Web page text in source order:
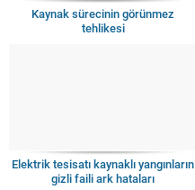
Kaynak sürecinin görünmez
tehlikesi
Elektrik tesisatı kaynaklı yangınların
gizli faili ark hataları